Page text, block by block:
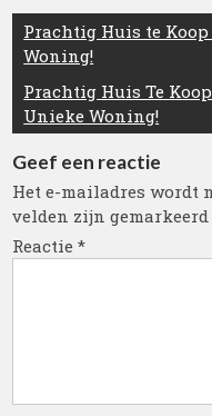
Berichtnavigatie
Prachtig Huis te
Woning!
Prachtig Huis Te
Unieke Woning!
Geef een reactie
Het e-mailadres wordt
velden zijn
Reactie*